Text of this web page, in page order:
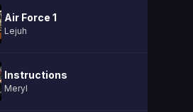
Air Force 1
Lejuh
Instructions
Meryl